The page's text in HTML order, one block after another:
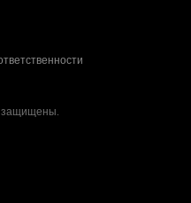
защищены.